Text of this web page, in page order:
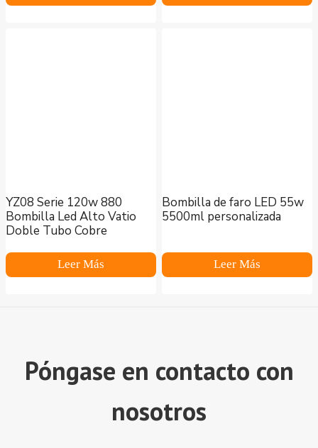
YZ08 Serie 120w 880
Bombilla Led Alto Vatio
Doble Tubo Cobre
Leer Más
Bombilla de faro LED 55w
5500ml personalizada
Leer Más
Póngase en contacto con
nosotros